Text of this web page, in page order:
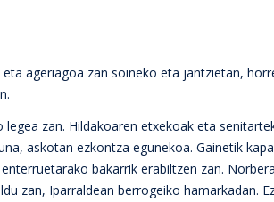
ageriagoa zan soineko eta jantzietan,
zan. Hildakoaren etxekoak eta
askotan ezkontza egunekoa. Gainetik
bakarrik erabiltzen zan.
zan, Iparraldean berrogeiko hamarkadan.